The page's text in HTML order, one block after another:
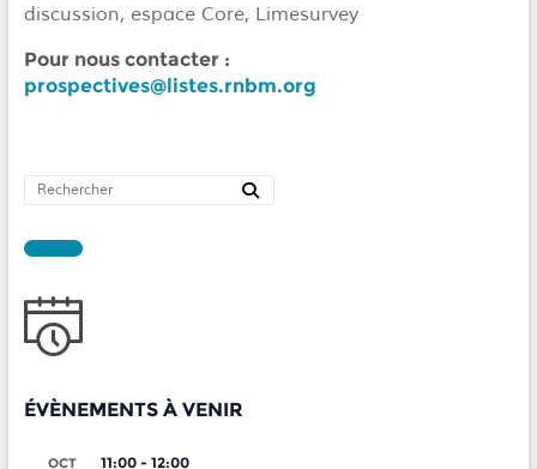
discussion, espace Core, Limesurvey
Pour nous contacter :
prospectives@listes.rnbm.org
ÉVÈNEMENTS À VENIR
OCT 11:00- 12:00